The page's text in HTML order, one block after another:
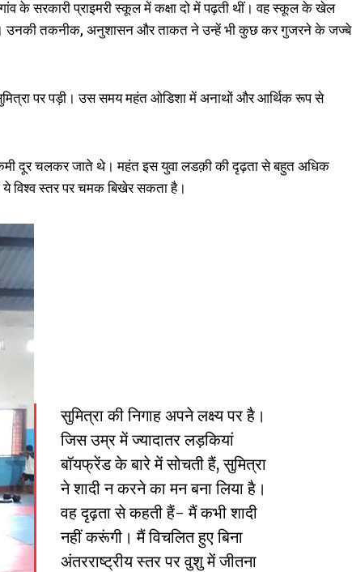
के सरकारी प्राइमरी स्कूल में कक्षा दो में पढ़ती थीं। वह स्कूल के खेल
उनकी तकनीक, अनुशासन और ताकत ने उन्हें भी कुछ कर गुजरने के जज्बे
पर पड़ी। उस समय महंत ओडिशा में अनाथों और आर्थिक रूप से
दूर चलकर जाते थे। महंत इस युवा लडक़ी की दृढ़ता से बहुत अधिक
ये विश्व स्तर पर चमक बिखेर सकता है।
सुमित्रा की निगाह अपने लक्ष्य पर है।
जिस उम्र में ज्यादातर लड़कियां
बॉयफ्रेंड के बारे में सोचती हैं, सुमित्रा
ने शादी न करने का मन बना लिया है।
वह दृढ़ता से कहती हैं- मैं कभी शादी
नहीं करूंगी। मैं विचलित हुए बिना
अंतरराष्ट्रीय स्तर पर वुशु में जीतना